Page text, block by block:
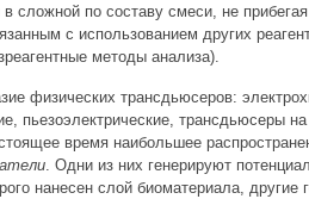
сложной по составу смеси, не
с использованием других
методы анализа).
физических трансдьюсеров:
пьезоэлектрические, трансдьюсеры
время наибольшее
. Одни из них генерируют
нанесен слой биоматериала, другие